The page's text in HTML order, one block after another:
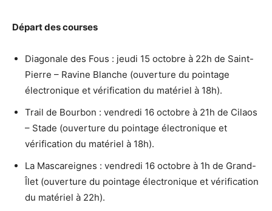
Départ des courses
Diagonale des Fous : jeudi 15 octobre à 22h de Saint-
Pierre – Ravine Blanche (ouverture du pointage
électronique et vérification du matériel à 18h).
Trail de Bourbon : vendredi 16 octobre à 21h de Cilaos
– Stade (ouverture du pointage électronique et
vérification du matériel à 18h).
La Mascareignes : vendredi 16 octobre à 1h de Grand-
Îlet (ouverture du pointage électronique et vérification
du matériel à 22h).